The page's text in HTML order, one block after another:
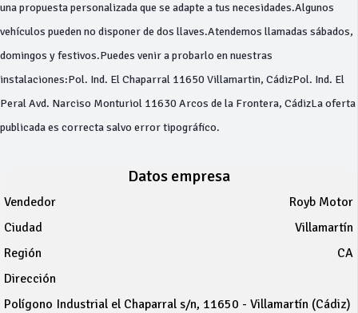
una propuesta personalizada que se adapte a tus necesidades.Algunos
vehículos pueden no disponer de dos llaves.Atendemos llamadas sábados,
domingos y festivos.Puedes venir a probarlo en nuestras
instalaciones:Pol. Ind. El Chaparral 11650 Villamartin, CádizPol. Ind. El
Peral Avd. Narciso Monturiol 11630 Arcos de la Frontera, CádizLa oferta
publicada es correcta salvo error tipográfico.
Datos empresa
Vendedor
Royb Motor
Ciudad
Villamartín
Región
CA
Dirección
Polígono Industrial el Chaparral s/n, 11650 - Villamartín (Cádiz)